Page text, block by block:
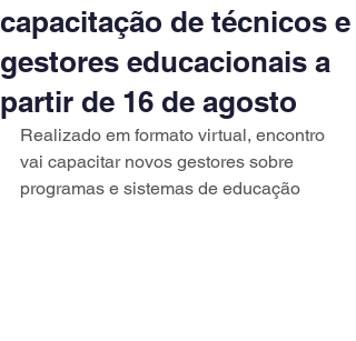
capacitação de técnicos e
gestores educacionais a
partir de 16 de agosto
Realizado em formato virtual, encontro
vai capacitar novos gestores sobre
programas e sistemas de educação